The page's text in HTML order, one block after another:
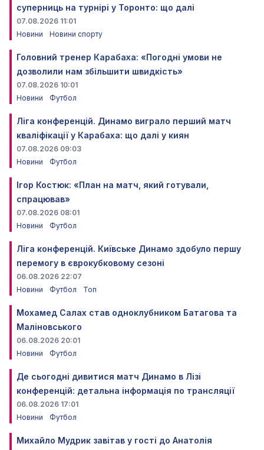
суперниць на турнірі у Торонто: що далі
07.08.2026 11:01
Новини
Новини спорту
Головний тренер Карабаха: «Погодні умови не
дозволили нам збільшити швидкість»
07.08.2026 10:01
Новини
Футбол
Ліга конференцій. Динамо виграло перший матч
кваліфікації у Карабаха: що далі у киян
07.08.2026 09:03
Новини
Футбол
Ігор Костюк: «План на матч, який готували,
спрацював»
07.08.2026 08:01
Новини
Футбол
Ліга конференцій. Київське Динамо здобуло першу
перемогу в єврокубковому сезоні
06.08.2026 22:07
Новини
Футбол Топ
Мохамед Салах став одноклубником Батагова та
Маліновського
06.08.2026 20:01
Новини
Футбол
Де сьогодні дивитися матч Динамо в Лізі
конференцій: детальна інформація по трансляції
06.08.2026 17:01
Новини
Футбол
Михайло Мудрик завітав у гості до Анатолія